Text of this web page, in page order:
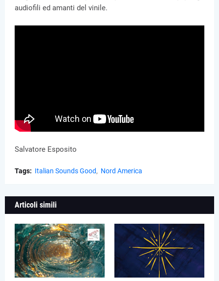
audiofili ed amanti del vinile.
Salvatore Esposito
Tags: Italian Sounds Good Nord America
Articoli simili